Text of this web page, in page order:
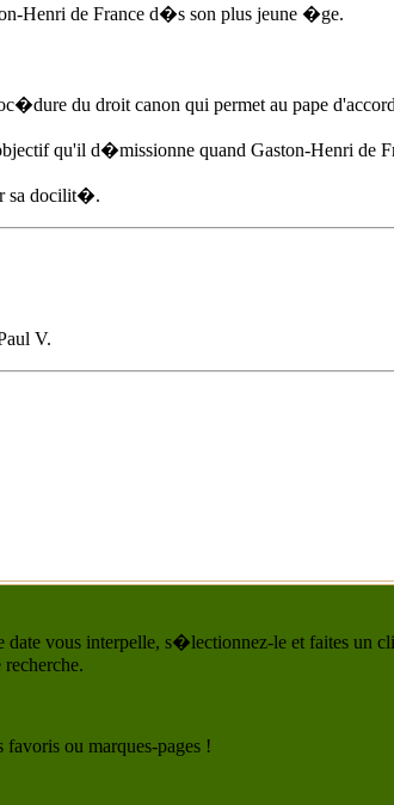
Henri de France d�s son plus jeune �ge.
du droit canon qui permet au pape
qu'il d�missionne quand Gaston-Henri de
sa docilit�.
V.
vous interpelle, s�lectionnez-le et faites un
favoris ou marques-pages !